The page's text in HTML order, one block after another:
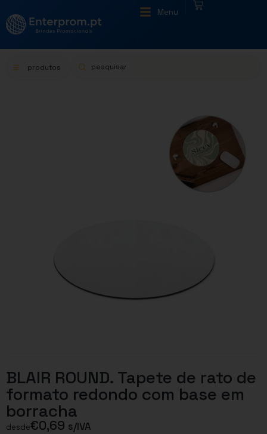
Menu
produtos
BLAIR ROUND. Tapete de rato de
formato redondo com base em
borracha
desde€0,69 s/IVA